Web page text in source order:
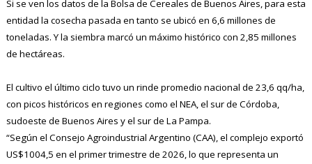
Si se ven los datos de la Bolsa de Cereales de Buenos Aires, para esta
entidad la cosecha pasada en tanto se ubicó en 6,6 millones de
toneladas. Y la siembra marcó un máximo histórico con 2,85 millones
de hectáreas.
El cultivo el último ciclo tuvo un rinde promedio nacional de 23,6 qq/ha,
con picos históricos en regiones como el NEA, el sur de Córdoba,
sudoeste de Buenos Aires y el sur de La Pampa.
“Según el Consejo Agroindustrial Argentino (CAA), el complejo exportó
US$1004,5 en el primer trimestre de 2026, lo que representa un